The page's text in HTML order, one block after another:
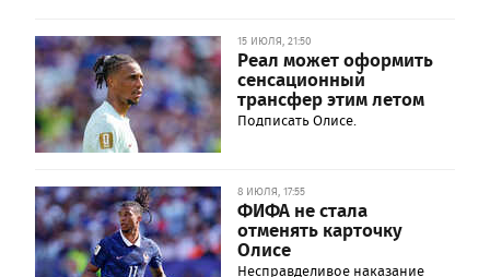
15 ИЮЛЯ, 21:50
Реал может оформить
сенсационный
трансфер этим летом
Подписать Олисе.
8 ИЮЛЯ, 17:55
ФИФА не стала
отменять карточку
Олисе
Несправделивое наказание